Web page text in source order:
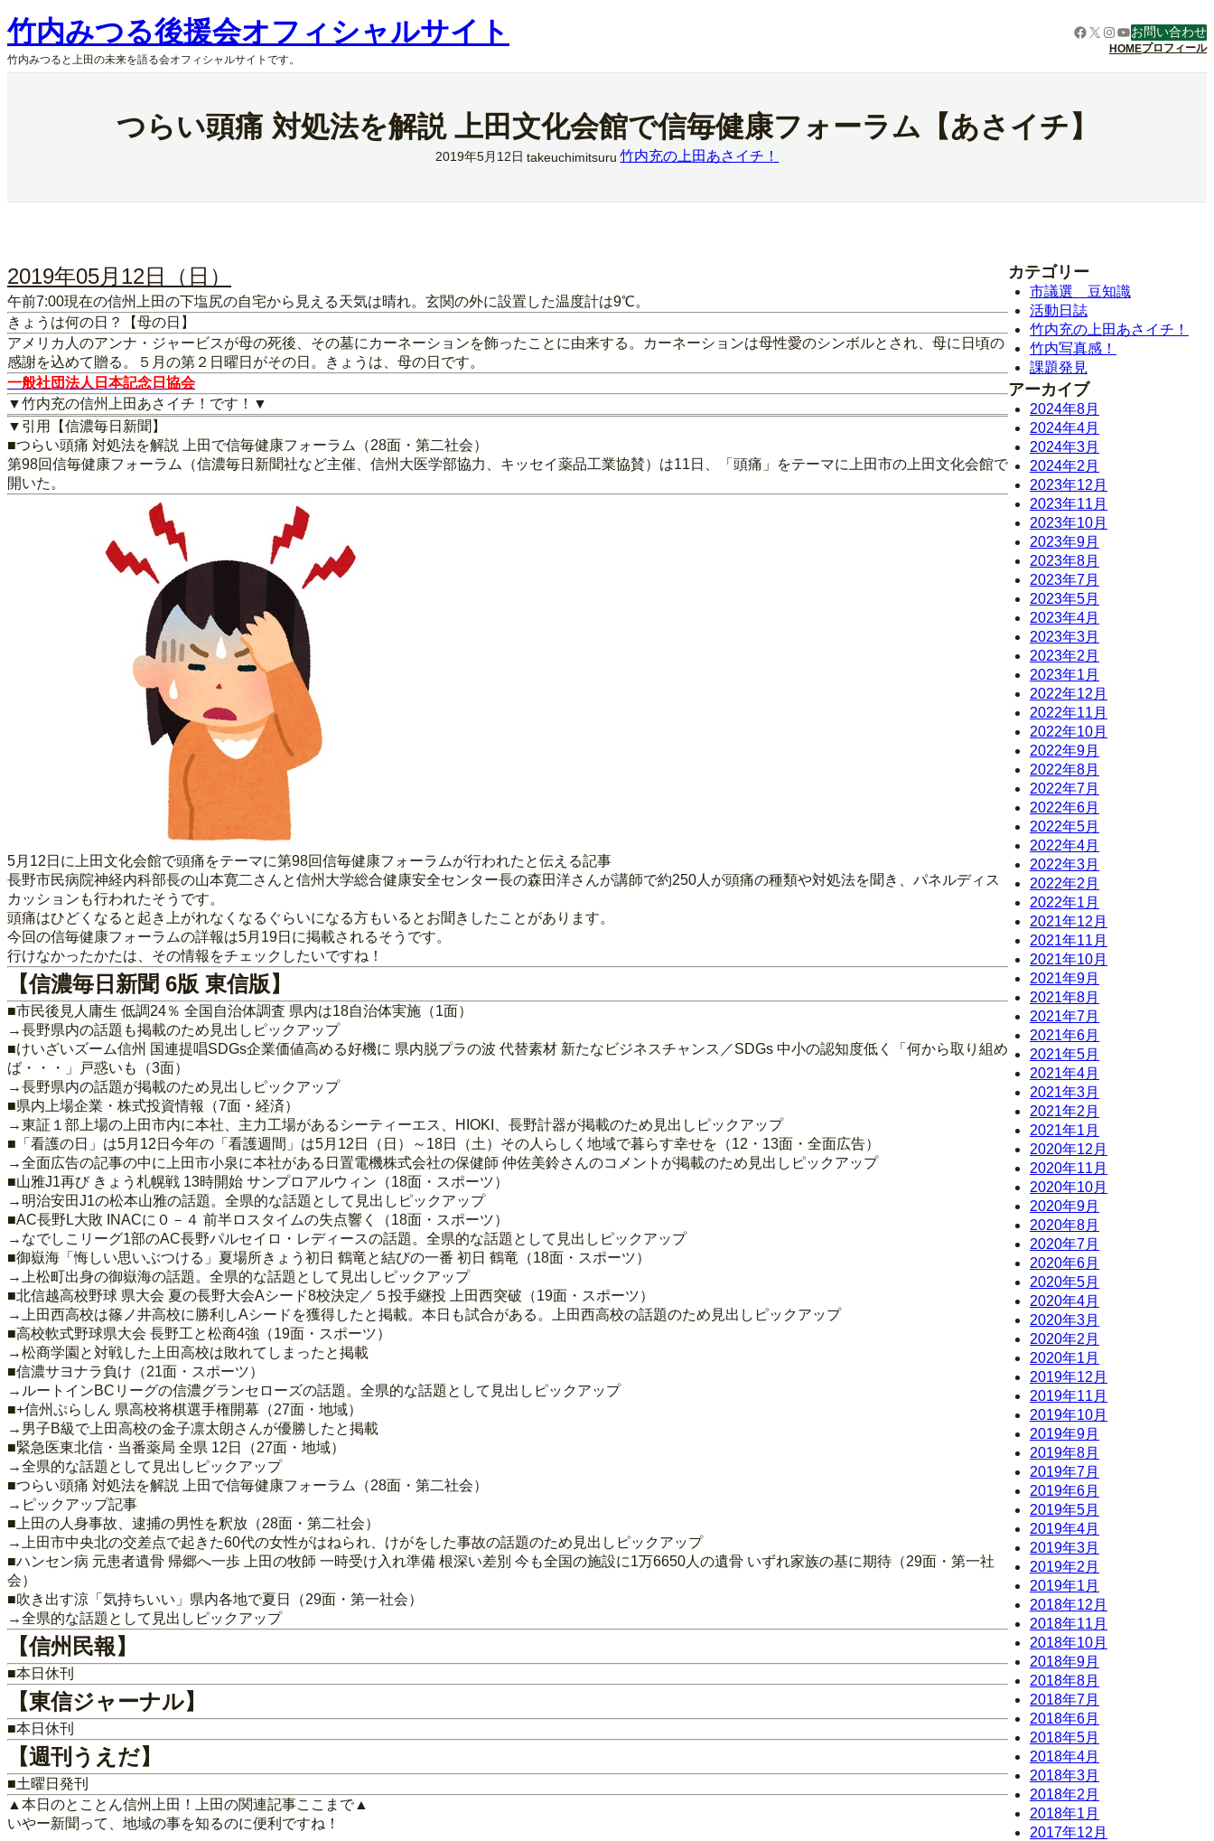
内
容
を
ス
竹内みつる後援会オフィシャルサイト
竹内みつると上田の未来を語る会オフィシャルサイトです。
Facebook
X Instagram
YouTube
お問い合わせ
HOMEプロフィール
つらい頭痛 対処法を解説 上田文化会館で信毎健康フォーラム【あさイチ】
2019年5月12日 takeuchimitsuru 竹内充の上田あさイチ！
2019年05月12日（日）
午前7:00現在の信州上田の下塩尻の自宅から見える天気は晴れ。玄関の外に設置した温度計は9℃。
きょうは何の日？【母の日】
アメリカ人のアンナ・ジャービスが母の死後、その墓にカーネーションを飾ったことに由来する。カーネーションは母性愛のシンボルとされ、母に日頃の
感謝を込めて贈る。５月の第２日曜日がその日。きょうは、母の日です。
一般社団法人日本記念日協会
▼竹内充の信州上田あさイチ！です！▼
▼引用【信濃毎日新聞】
■つらい頭痛 対処法を解説 上田で信毎健康フォーラム（28面・第二社会）
第98回信毎健康フォーラム（信濃毎日新聞社など主催、信州大医学部協力、キッセイ薬品工業協賛）は11日、「頭痛」をテーマに上田市の上田文化会館で
開いた。
5月12日に上田文化会館で頭痛をテーマに第98回信毎健康フォーラムが行われたと伝える記事
長野市民病院神経内科部長の山本寛二さんと信州大学総合健康安全センター長の森田洋さんが講師で約250人が頭痛の種類や対処法を聞き、パネルディス
カッションも行われたそうです。
頭痛はひどくなると起き上がれなくなるぐらいになる方もいるとお聞きしたことがあります。
今回の信毎健康フォーラムの詳報は5月19日に掲載されるそうです。
行けなかったかたは、その情報をチェックしたいですね！
【信濃毎日新聞 6版 東信版】
■市民後見人庸生 低調24％ 全国自治体調査 県内は18自治体実施（1面）
→長野県内の話題も掲載のため見出しピックアップ
■けいざいズーム信州 国連提唱SDGs企業価値高める好機に 県内脱プラの波 代替素材 新たなビジネスチャンス／SDGs 中小の認知度低く「何から取り組め
ば・・・」戸惑いも（3面）
→長野県内の話題が掲載のため見出しピックアップ
■県内上場企業・株式投資情報（7面・経済）
→東証１部上場の上田市内に本社、主力工場があるシーティーエス、HIOKI、長野計器が掲載のため見出しピックアップ
■「看護の日」は5月12日今年の「看護週間」は5月12日（日）～18日（土）その人らしく地域で暮らす幸せを（12・13面・全面広告）
→全面広告の記事の中に上田市小泉に本社がある日置電機株式会社の保健師 仲佐美鈴さんのコメントが掲載のため見出しピックアップ
■山雅J1再び きょう札幌戦 13時開始 サンプロアルウィン（18面・スポーツ）
→明治安田J1の松本山雅の話題。全県的な話題として見出しピックアップ
■AC長野L大敗 INACに０－４ 前半ロスタイムの失点響く（18面・スポーツ）
→なでしこリーグ1部のAC長野パルセイロ・レディースの話題。全県的な話題として見出しピックアップ
■御嶽海「悔しい思いぶつける」夏場所きょう初日 鶴竜と結びの一番 初日 鶴竜（18面・スポーツ）
→上松町出身の御嶽海の話題。全県的な話題として見出しピックアップ
■北信越高校野球 県大会 夏の長野大会Aシード8校決定／５投手継投 上田西突破（19面・スポーツ）
→上田西高校は篠ノ井高校に勝利しAシードを獲得したと掲載。本日も試合がある。上田西高校の話題のため見出しピックアップ
■高校軟式野球県大会 長野工と松商4強（19面・スポーツ）
→松商学園と対戦した上田高校は敗れてしまったと掲載
■信濃サヨナラ負け（21面・スポーツ）
→ルートインBCリーグの信濃グランセローズの話題。全県的な話題として見出しピックアップ
■+信州ぷらしん 県高校将棋選手権開幕（27面・地域）
→男子B級で上田高校の金子凛太朗さんが優勝したと掲載
■緊急医東北信・当番薬局 全県 12日（27面・地域）
→全県的な話題として見出しピックアップ
■つらい頭痛 対処法を解説 上田で信毎健康フォーラム（28面・第二社会）
→ピックアップ記事
■上田の人身事故、逮捕の男性を釈放（28面・第二社会）
→上田市中央北の交差点で起きた60代の女性がはねられ、けがをした事故の話題のため見出しピックアップ
■ハンセン病 元患者遺骨 帰郷へ一歩 上田の牧師 一時受け入れ準備 根深い差別 今も全国の施設に1万6650人の遺骨 いずれ家族の基に期待（29面・第一社
会）
■吹き出す涼「気持ちいい」県内各地で夏日（29面・第一社会）
→全県的な話題として見出しピックアップ
【信州民報】
■本日休刊
【東信ジャーナル】
■本日休刊
【週刊うえだ】
■土曜日発刊
▲本日のとことん信州上田！上田の関連記事ここまで▲
いやー新聞って、地域の事を知るのに便利ですね！
カテゴリー
市議選 豆知識
活動日誌
竹内充の上田あさイチ！
竹内写真感！
課題発見
アーカイブ
2024年8月
2024年4月
2024年3月
2024年2月
2023年12月
2023年11月
2023年10月
2023年9月
2023年8月
2023年7月
2023年5月
2023年4月
2023年3月
2023年2月
2023年1月
2022年12月
2022年11月
2022年10月
2022年9月
2022年8月
2022年7月
2022年6月
2022年5月
2022年4月
2022年3月
2022年2月
2022年1月
2021年12月
2021年11月
2021年10月
2021年9月
2021年8月
2021年7月
2021年6月
2021年5月
2021年4月
2021年3月
2021年2月
2021年1月
2020年12月
2020年11月
2020年10月
2020年9月
2020年8月
2020年7月
2020年6月
2020年5月
2020年4月
2020年3月
2020年2月
2020年1月
2019年12月
2019年11月
2019年10月
2019年9月
2019年8月
2019年7月
2019年6月
2019年5月
2019年4月
2019年3月
2019年2月
2019年1月
2018年12月
2018年11月
2018年10月
2018年9月
2018年8月
2018年7月
2018年6月
2018年5月
2018年4月
2018年3月
2018年2月
2018年1月
2017年12月